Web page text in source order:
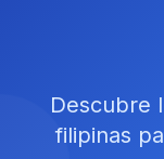
Descubre
filipinas